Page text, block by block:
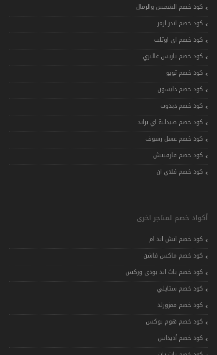
كود خصم الشمس والرمال
كود خصم اندر ارمر
كود خصم اي اوتلت
كود خصم باريس غاليري
كود خصم تويو
كود خصم دايسون
كود خصم دبدوب
كود خصم صيدلية اي براند
كود خصم عسل رشوف
كود خصم فارفيتش
كود خصم فلاي ان
أكواد خصم لمتاجر اخرى
كود خصم اتش اند ام
كود خصم ماكس فاشن
كود خصم باث اند بودي وركس
كود خصم ستايلي
كود خصم ممزورلد
كود خصم هوم بوكس
كود خصم أديداس